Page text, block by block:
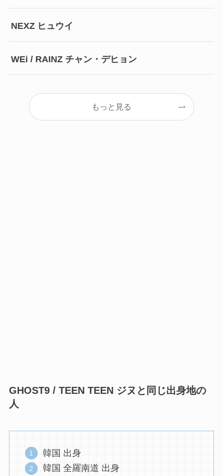
NEXZ ヒュウイ
WEi / RAINZ チャン・デヒョン
もっと見る
GHOST9 / TEEN TEEN ジヌと同じ出身地の
人
韓国 出身
韓国 全羅南道 出身